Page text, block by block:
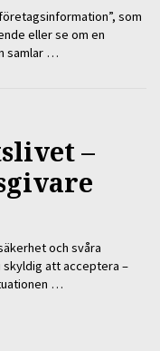
som
eller se om en
samlar …
–
och svåra
skyldig att acceptera –
…